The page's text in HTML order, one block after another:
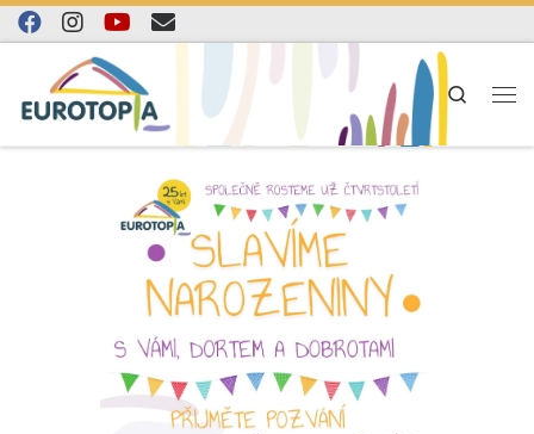
Skip to content
Search